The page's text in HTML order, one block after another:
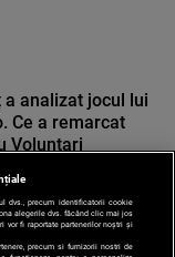
a analizat jocul lui
Ce a remarcat
Voluntari
dvs., precum identificatorii cookie
alegerile dvs. făcând clic mai jos
vor fi raportate partenerilor noștri și
precum si furnizorii nostri de